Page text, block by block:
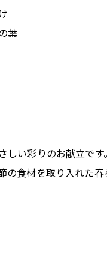
葉
い彩りのお献立です。
食材を取り入れた春